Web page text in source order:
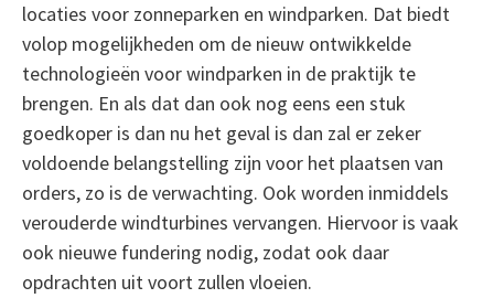
locaties voor zonneparken en windparken. Dat biedt
volop mogelijkheden om de nieuw ontwikkelde
technologieën voor windparken in de praktijk te
brengen. En als dat dan ook nog eens een stuk
goedkoper is dan nu het geval is dan zal er zeker
voldoende belangstelling zijn voor het plaatsen van
orders, zo is de verwachting. Ook worden inmiddels
verouderde windturbines vervangen. Hiervoor is vaak
ook nieuwe fundering nodig, zodat ook daar
opdrachten uit voort zullen vloeien.